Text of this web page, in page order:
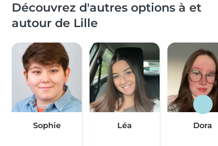
Découvrez d'autres options à et
autour de Lille
Sophie Léa Dora